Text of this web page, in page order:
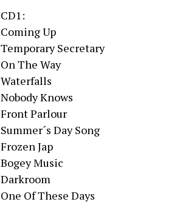
CD1:
Coming Up
Temporary Secretary
On The Way
Waterfalls
Nobody Knows
Front Parlour
Summer´s Day Song
Frozen Jap
Bogey Music
Darkroom
One Of These Days